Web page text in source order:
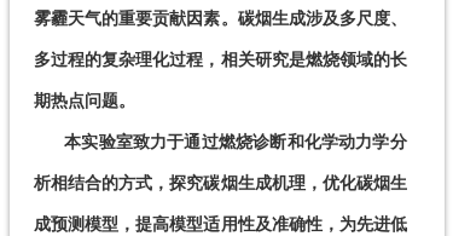
雾霾天气的重要贡献因素。碳烟生成涉及多尺度、
多过程的复杂理化过程，相关研究是燃烧领域的长
期热点问题。
      本实验室致力于通过燃烧诊断和化学动力学分
析相结合的方式，探究碳烟生成机理，优化碳烟生
成预测模型，提高模型适用性及准确性，为先进低